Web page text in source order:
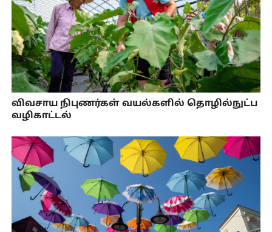
விவசாய நிபுணர்கள் வயல்களில் தொழில்நுட்ப
வழிகாட்டல்